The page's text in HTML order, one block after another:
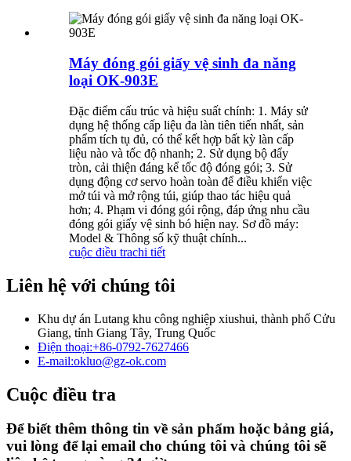
Máy đóng gói giấy vệ sinh đa năng
loại OK-903E
Đặc điểm cấu trúc và hiệu suất chính: 1. Máy sử
dụng hệ thống cấp liệu đa làn tiên tiến nhất, sản
phẩm tích tụ đủ, có thể kết hợp bất kỳ làn cấp
liệu nào và tốc độ nhanh; 2. Sử dụng bộ đẩy
tròn, cải thiện đáng kể tốc độ đóng gói; 3. Sử
dụng động cơ servo hoàn toàn để điều khiển việc
mở túi và mở rộng túi, giúp thao tác hiệu quả
hơn; 4. Phạm vi đóng gói rộng, đáp ứng nhu cầu
đóng gói giấy vệ sinh bó hiện nay. Sơ đồ máy:
Model & Thông số kỹ thuật chính...
cuộc điều trachi tiết
Liên hệ với chúng tôi
Khu dự án Lutang khu công nghiệp xiushui, thành phố Cửu
Giang, tỉnh Giang Tây, Trung Quốc
Điện thoại:+86-0792-7627466
E-mail:okluo@gz-ok.com
Cuộc điều tra
Để biết thêm thông tin về sản phẩm hoặc bảng giá,
vui lòng để lại email cho chúng tôi và chúng tôi sẽ